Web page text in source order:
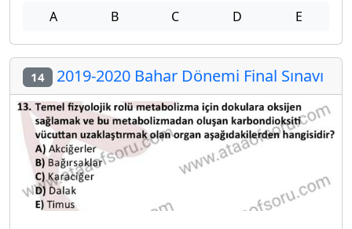
A B C D E
14 2019-2020 Bahar Dönemi Final Sınavı